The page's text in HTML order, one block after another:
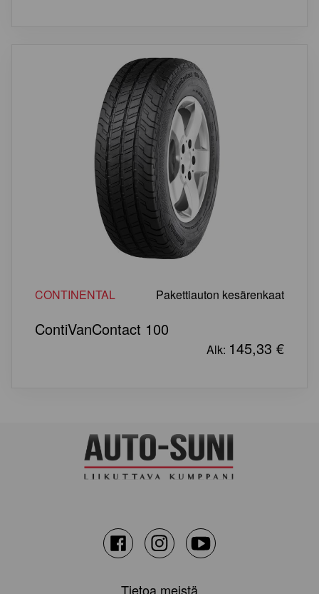
CONTINENTAL Pakettiauton kesärenkaat
ContiVanContact 100
Alk: 145,33 €
FacebookInstagramYoutube
Tietoa meistä